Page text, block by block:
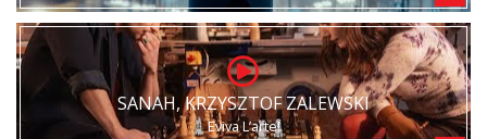
SANAH, KRZYSZTOF ZALEWSKI
Eviva L’arte!